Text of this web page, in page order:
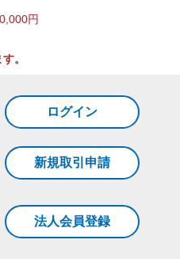
円
。
ログイン
新規取引申請
法人会員登録